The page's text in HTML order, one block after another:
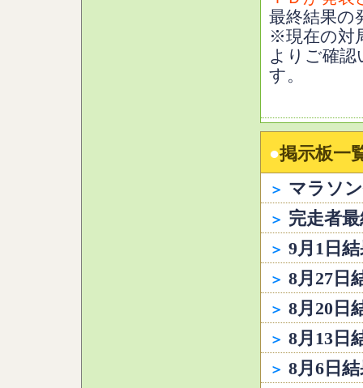
最終結果の
※現在の対
よりご確認
す。
●掲示板一
＞ マラソ
＞ 完走者
＞ 9月1日
＞ 8月27日
＞ 8月20日
＞ 8月13日
＞ 8月6日